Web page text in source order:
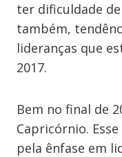
ter dificuldade
também,
lideranças que
2017.
Bem no final de
Capricórnio.
pela ênfase em